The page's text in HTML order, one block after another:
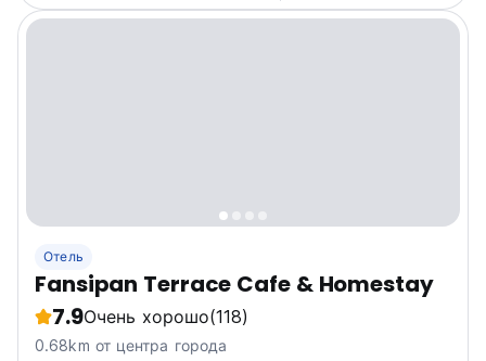
Отель
Fansipan Terrace Cafe & Homestay
7.9Очень хорошо(118)
0.68km от центра города